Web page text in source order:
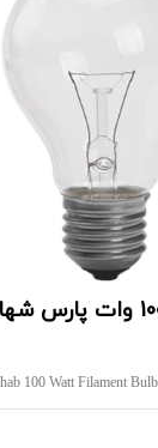
100 Watt Filament